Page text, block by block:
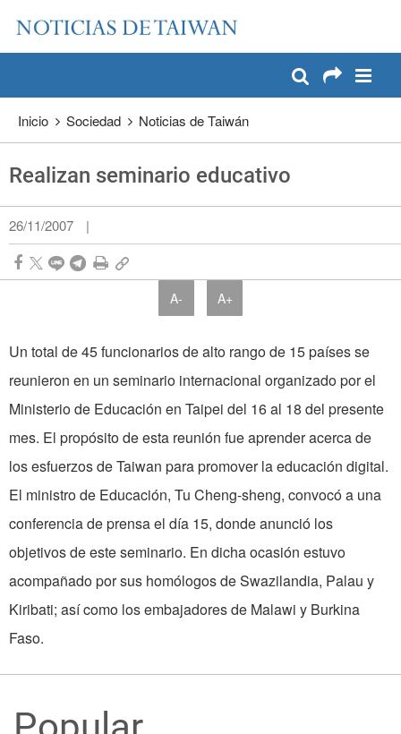
Pase a contenido principal
Inicio Sociedad Noticias de Taiwán
Realizan seminario educativo
26/11/2007 |
A- A+
Un total de 45 funcionarios de alto rango de 15 países se
reunieron en un seminario internacional organizado por el
Ministerio de Educación en Taipei del 16 al 18 del presente
mes. El propósito de esta reunión fue aprender acerca de
los esfuerzos de Taiwan para promover la educación digital.
El ministro de Educación, Tu Cheng-sheng, convocó a una
conferencia de prensa el día 15, donde anunció los
objetivos de este seminario. En dicha ocasión estuvo
acompañado por sus homólogos de Swazilandia, Palau y
Kiribati; así como los embajadores de Malawi y Burkina
Faso.